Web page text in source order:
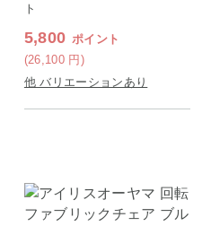
ト
5,800 ポイント
(26,100 円 )
他 バリエーションあり